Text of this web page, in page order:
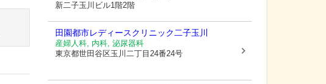
新二子玉川ビル1階2階
田園都市レディースクリニック二子玉川
産婦人科, 内科, 泌尿器科
東京都世田谷区玉川二丁目24番24号